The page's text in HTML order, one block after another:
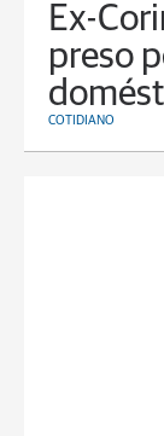
Ex-
preso
COTIDIANO